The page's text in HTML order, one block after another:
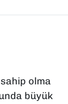
olma
büyük